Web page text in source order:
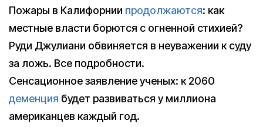
Пожары в Калифорнии продолжаются: как
местные власти борются с огненной стихией?
Руди Джулиани обвиняется в неуважении к суду
за ложь. Все подробности.
Сенсационное заявление ученых: к 2060
деменция будет развиваться у миллиона
американцев каждый год.